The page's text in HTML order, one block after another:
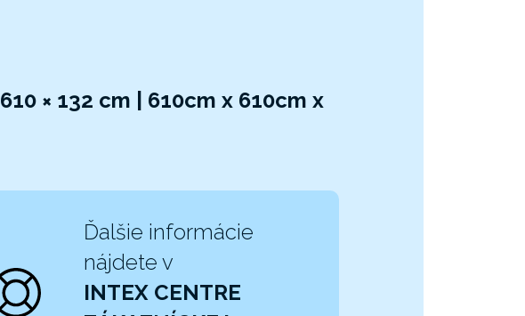
× 132 cm | 610cm x 610cm x
Ďalšie informácie
nájdete v
INTEX CENTRE